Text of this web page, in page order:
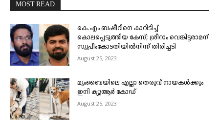
MOST READ
കെ.എം ബഷീറിനെ കാറിടിച്ച്
കൊലപ്പെടുത്തിയ കേസ്; ശ്രീറാം വെങ്കിട്ടരാമന്
സുപ്രീംകോടതിയിൽനിന്ന് തിരിച്ചടി
August 25, 2023
മുംബൈയിലെ എല്ലാ തെരുവ് നായകൾക്കും
ഇനി ക്യുആർ കോഡ്
August 25, 2023